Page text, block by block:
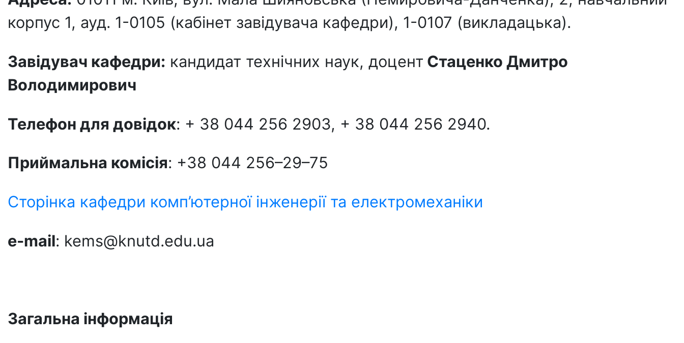
корпус 1, ауд. 1-0105 (кабінет завідувача кафедри), 1-0107 (викладацька).
Завідувач кафедри: кандидат технічних наук, доцент Стаценко Дмитро
Володимирович
Телефон для довідок: + 38 044 256 2903, + 38 044 256 2940.
Приймальна комісія: +38 044 256–29–75
Сторінка кафедри комп’ютерної інженерії та електромеханіки
e-mail: kems@knutd.edu.ua
Загальна інформація